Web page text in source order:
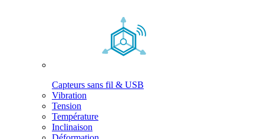
Capteurs sans fil & USB
Vibration
Tension
Température
Inclinaison